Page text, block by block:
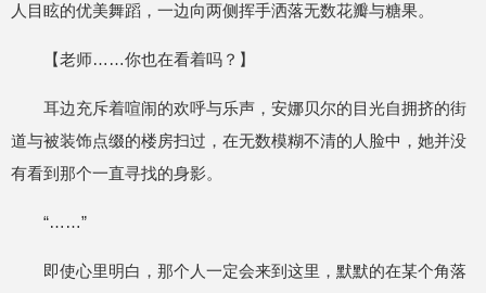
人目眩的优美舞蹈，一边向两侧挥手洒落无数花瓣与糖果。
【老师……你也在看着吗？】
耳边充斥着喧闹的欢呼与乐声，安娜贝尔的目光自拥挤的街
道与被装饰点缀的楼房扫过，在无数模糊不清的人脸中，她并没
有看到那个一直寻找的身影。
“……”
即使心里明白，那个人一定会来到这里，默默的在某个角落